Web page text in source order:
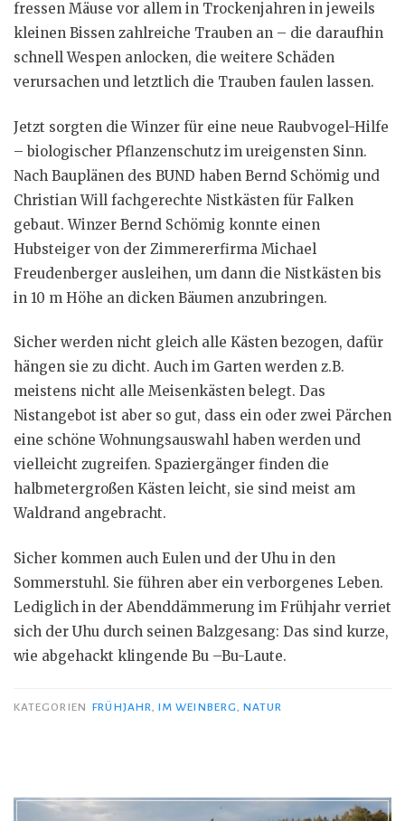
fressen Mäuse vor allem in Trockenjahren in jeweils
kleinen Bissen zahlreiche Trauben an – die daraufhin
schnell Wespen anlocken, die weitere Schäden
verursachen und letztlich die Trauben faulen lassen.
Jetzt sorgten die Winzer für eine neue Raubvogel-Hilfe
– biologischer Pflanzenschutz im ureigensten Sinn.
Nach Bauplänen des BUND haben Bernd Schömig und
Christian Will fachgerechte Nistkästen für Falken
gebaut. Winzer Bernd Schömig konnte einen
Hubsteiger von der Zimmererfirma Michael
Freudenberger ausleihen, um dann die Nistkästen bis
in 10 m Höhe an dicken Bäumen anzubringen.
Sicher werden nicht gleich alle Kästen bezogen, dafür
hängen sie zu dicht. Auch im Garten werden z.B.
meistens nicht alle Meisenkästen belegt. Das
Nistangebot ist aber so gut, dass ein oder zwei Pärchen
eine schöne Wohnungsauswahl haben werden und
vielleicht zugreifen. Spaziergänger finden die
halbmetergroßen Kästen leicht, sie sind meist am
Waldrand angebracht.
Sicher kommen auch Eulen und der Uhu in den
Sommerstuhl. Sie führen aber ein verborgenes Leben.
Lediglich in der Abenddämmerung im Frühjahr verriet
sich der Uhu durch seinen Balzgesang: Das sind kurze,
wie abgehackt klingende Bu –Bu-Laute.
KATEGORIEN FRÜHJAHR,IM WEINBERG,NATUR